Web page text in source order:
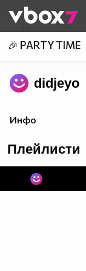
👾
🎉 PARTY TIME
didjeyo
Инфо
Плейлисти